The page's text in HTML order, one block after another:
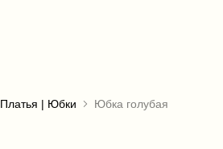
Платья | Юбки Юбка голубая